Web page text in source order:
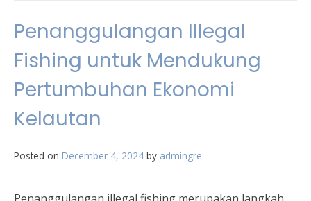
Penanggulangan Illegal
Fishing untuk Mendukung
Pertumbuhan Ekonomi
Kelautan
Posted on December 4, 2024 by admingre